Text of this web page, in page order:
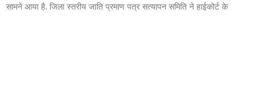
सामने आया है. जिला स्तरीय जाति प्रमाण पत्र सत्यापन समिति ने हाईकोर्ट के